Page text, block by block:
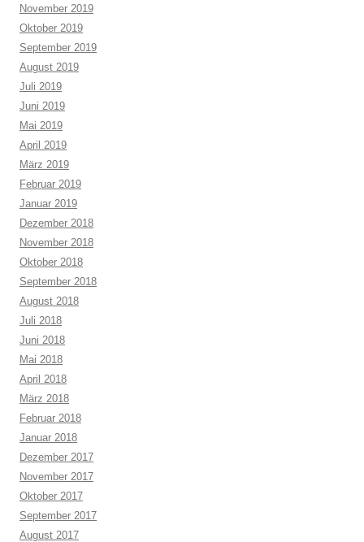
November 2019
Oktober 2019
September 2019
August 2019
Juli 2019
Juni 2019
Mai 2019
April 2019
März 2019
Februar 2019
Januar 2019
Dezember 2018
November 2018
Oktober 2018
September 2018
August 2018
Juli 2018
Juni 2018
Mai 2018
April 2018
März 2018
Februar 2018
Januar 2018
Dezember 2017
November 2017
Oktober 2017
September 2017
August 2017